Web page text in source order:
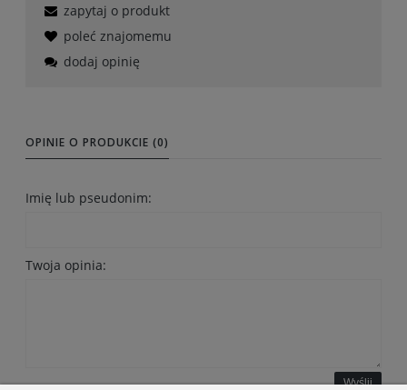
zapytaj o produkt
poleć znajomemu
dodaj opinię
OPINIE O PRODUKCIE (0)
Imię lub pseudonim:
Twoja opinia:
Wyślij